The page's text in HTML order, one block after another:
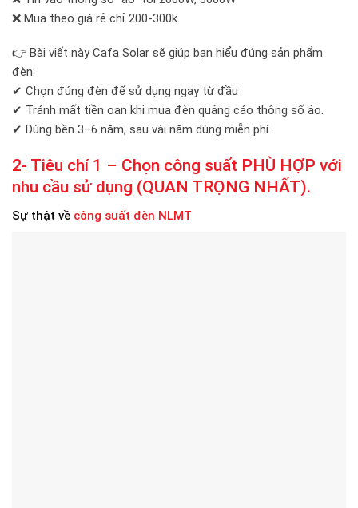
❌ Mua theo giá rẻ chỉ 200-300k.
👉 Bài viết này Cafa Solar sẽ giúp bạn hiểu đúng sản phẩm
đèn:
✔ Chọn đúng đèn để sử dụng ngay từ đầu
✔ Tránh mất tiền oan khi mua đèn quảng cáo thông số ảo.
✔ Dùng bền 3–6 năm, sau vài năm dùng miễn phí.
2- Tiêu chí 1 – Chọn công suất PHÙ HỢP với
nhu cầu sử dụng (QUAN TRỌNG NHẤT).
Sự thật về công suất đèn NLMT